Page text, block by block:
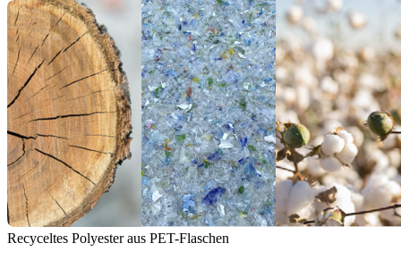
Recyceltes Polyester aus PET-Flaschen